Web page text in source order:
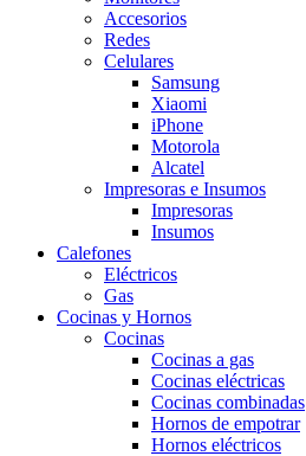
Accesorios
Redes
Celulares
Samsung
Xiaomi
iPhone
Motorola
Alcatel
Impresoras e Insumos
Impresoras
Insumos
Calefones
Eléctricos
Gas
Cocinas y Hornos
Cocinas
Cocinas a gas
Cocinas eléctricas
Cocinas combinadas
Hornos de empotrar
Hornos eléctricos